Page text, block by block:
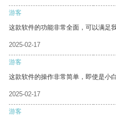
游客
这款软件的功能非常全面，可以满足
2025-02-17
游客
这款软件的操作非常简单，即使是小
2025-02-17
游客